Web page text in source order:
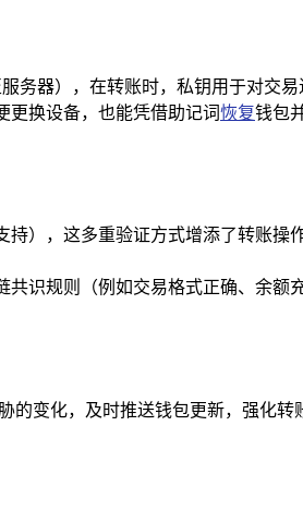
务器），在转账时，私钥用于对交
更换设备，也能凭借助记词恢复钱包
），这多重验证方式增添了转账操
识规则（例如交易格式正确、余额
变化，及时推送钱包更新，强化